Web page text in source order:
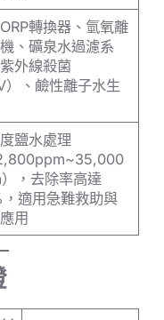
轉換器、氫氧離
、礦泉水過濾系
外線殺菌
）、鹼性離子水生
鹽水處理
，去除率高達
適用急難救助與
用